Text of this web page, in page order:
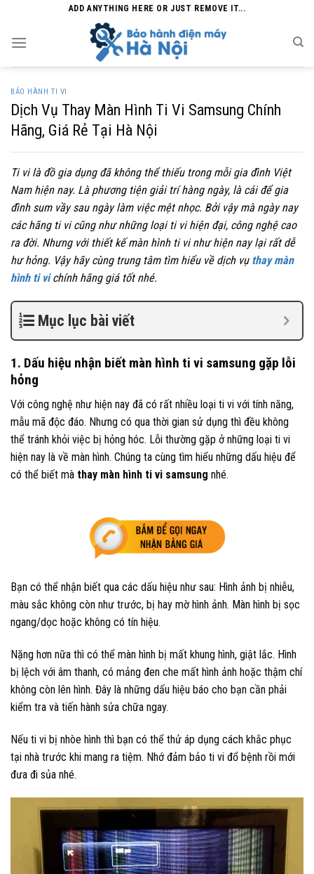
content
ADD ANYTHING HERE OR JUST REMOVE IT...
BẢO HÀNH TI VI
Dịch Vụ Thay Màn Hình Ti Vi Samsung Chính
Hãng, Giá Rẻ Tại Hà Nội
Ti vi là đồ gia dụng đã không thể thiếu trong mỗi gia đình Việt
Nam hiện nay. Là phương tiện giải trí hàng ngày, là cái để gia
đình sum vầy sau ngày làm việc mệt nhọc. Bởi vậy mà ngày nay
các hãng ti vi cũng như những loại ti vi hiện đại, công nghệ cao
ra đời. Nhưng với thiết kế màn hình ti vi như hiện nay lại rất dễ
hư hỏng. Vậy hãy cùng trung tâm tìm hiểu về dịch vụ thay màn
hình ti vichính hãng giá tốt nhé.
Mục lục bài viết
1. Dấu hiệu nhận biết màn hình ti vi samsung gặp lỗi
hỏng
Với công nghệ như hiện nay đã có rất nhiều loại ti vi với tính năng,
mẫu mã độc đáo. Nhưng có qua thời gian sử dụng thì đều không
thể tránh khỏi việc bị hỏng hóc. Lỗi thường gặp ở những loại ti vi
hiện nay là về màn hình. Chúng ta cùng tìm hiểu những dấu hiệu để
có thể biết mà thay màn hình ti vi samsung nhé.
Bạn có thể nhận biết qua các dấu hiệu như sau: Hình ảnh bị nhiễu,
màu sắc không còn như trước, bị hay mờ hình ảnh. Màn hình bị sọc
ngang/dọc hoặc không có tín hiệu.
Nặng hơn nữa thì có thể màn hình bị mất khung hình, giật lắc. Hình
bị lệch với âm thanh, có mảng đen che mất hình ảnh hoặc thậm chí
không còn lên hình. Đây là những dấu hiệu báo cho bạn cần phải
kiểm tra và tiến hành sửa chữa ngay.
Nếu ti vi bị nhòe hình thì bạn có thể thử áp dụng cách khắc phục
tại nhà trước khi mang ra tiệm. Nhớ đảm bảo ti vi đổ bệnh rồi mới
đưa đi sủa nhé.